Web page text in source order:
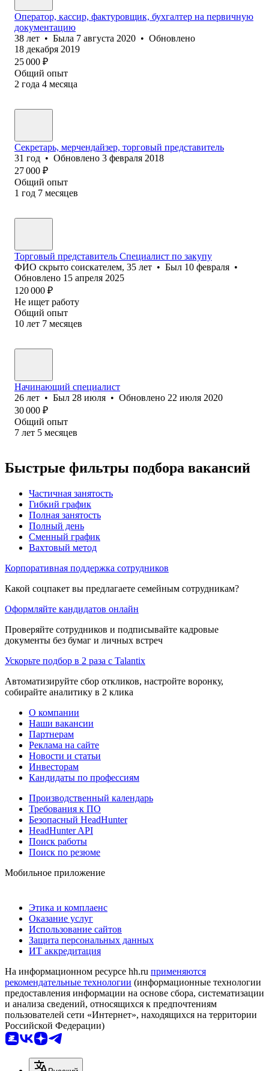
Оператор, кассир, фактуровщик, бухгалтер на первичную
документацию
38 лет • Была 7 августа 2020 • Обновлено
18 декабря 2019
25 000 ₽
Общий опыт
2 года 4 месяца
Секретарь, мерчендайзер, торговый представитель
31 год • Обновлено 3 февраля 2018
27 000 ₽
Общий опыт
1 год 7 месяцев
Торговый представитель Специалист по закупу
ФИО скрыто соискателем, 35 лет • Был 10 февраля •
Обновлено 15 апреля 2025
120 000 ₽
Не ищет работу
Общий опыт
10 лет 7 месяцев
Начинающий специалист
26 лет • Был 28 июля • Обновлено 22 июля 2020
30 000 ₽
Общий опыт
7 лет 5 месяцев
Быстрые фильтры подбора вакансий
Частичная занятость
Гибкий график
Полная занятость
Полный день
Сменный график
Вахтовый метод
Корпоративная поддержка сотрудников
Какой соцпакет вы предлагаете семейным сотрудникам?
Оформляйте кандидатов онлайн
Проверяйте сотрудников и подписывайте кадровые
документы без бумаг и личных встреч
Ускорьте подбор в 2 раза с Talantix
Автоматизируйте сбор откликов, настройте воронку,
собирайте аналитику в 2 клика
О компании
Наши вакансии
Партнерам
Реклама на сайте
Новости и статьи
Инвесторам
Кандидаты по профессиям
Производственный календарь
Требования к ПО
Безопасный HeadHunter
HeadHunter API
Поиск работы
Поиск по резюме
Мобильное приложение
Этика и комплаенс
Оказание услуг
Использование сайтов
Защита персональных данных
ИТ аккредитация
На информационном ресурсе hh.ru применяются
рекомендательные технологии (информационные технологии
предоставления информации на основе сбора, систематизации
и анализа сведений, относящихся к предпочтениям
пользователей сети «Интернет», находящихся на территории
Российской Федерации)